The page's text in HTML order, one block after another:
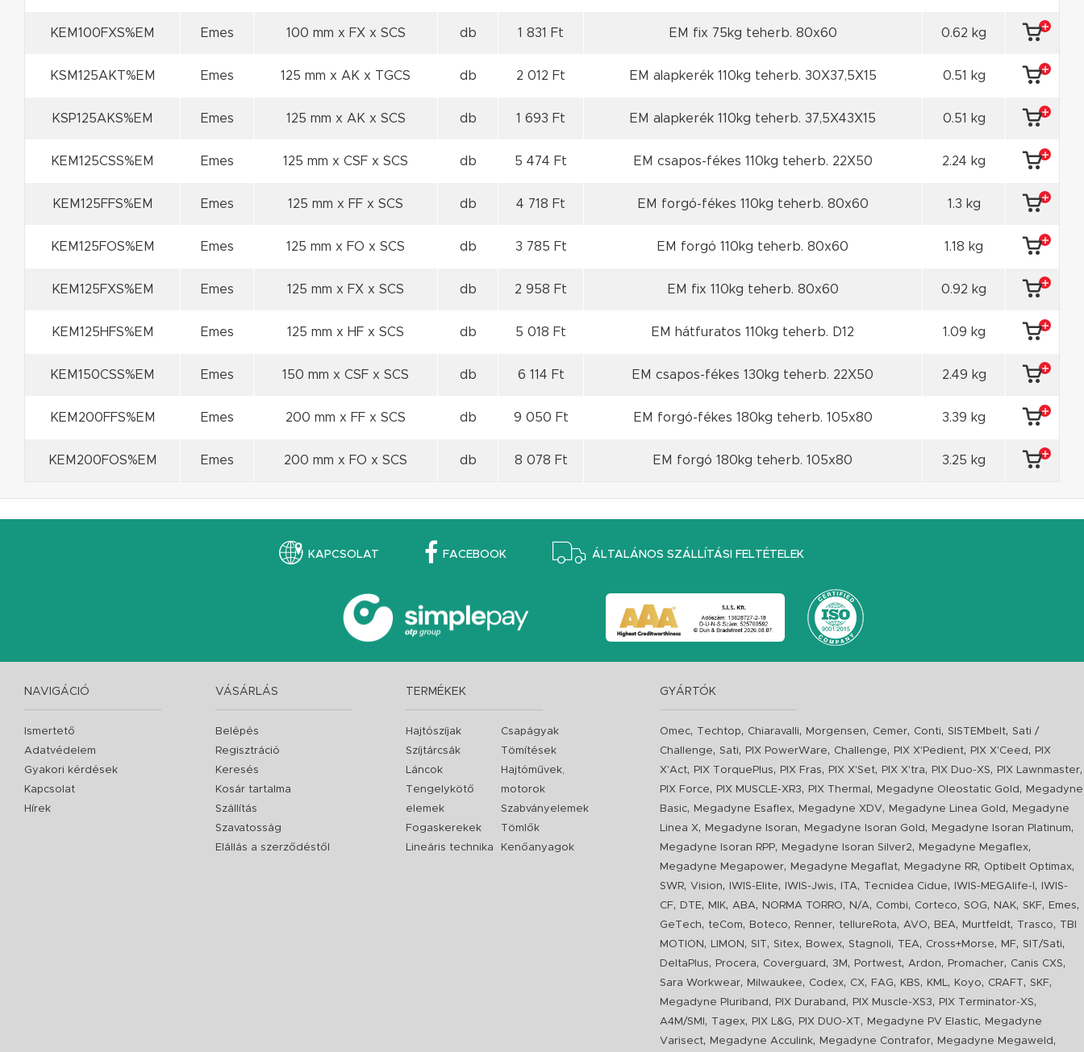
KEM100FXS%EM Emes 100 mm x FX x SCS db 1 831 Ft EM fix 75kg teherb. 80x60 0.62 kg
KSM125AKT%EM Emes 125 mm x AK x TGCS db 2 012 Ft EM alapkerék 110kg teherb. 30X37,5X15 0.51 kg
KSP125AKS%EM Emes 125 mm x AK x SCS db 1 693 Ft EM alapkerék 110kg teherb. 37,5X43X15 0.51 kg
KEM125CSS%EM Emes 125 mm x CSF x SCS db 5 474 Ft EM csapos-fékes 110kg teherb. 22X50 2.24 kg
KEM125FFS%EM Emes 125 mm x FF x SCS db 4 718 Ft EM forgó-fékes 110kg teherb. 80x60 1.3 kg
KEM125FOS%EM Emes 125 mm x FO x SCS db 3 785 Ft EM forgó 110kg teherb. 80x60 1.18 kg
KEM125FXS%EM Emes 125 mm x FX x SCS db 2 958 Ft EM fix 110kg teherb. 80x60 0.92 kg
KEM125HFS%EM Emes 125 mm x HF x SCS db 5 018 Ft EM hátfuratos 110kg teherb. D12 1.09 kg
KEM150CSS%EM Emes 150 mm x CSF x SCS db 6 114 Ft EM csapos-fékes 130kg teherb. 22X50 2.49 kg
KEM200FFS%EM Emes 200 mm x FF x SCS db 9 050 Ft EM forgó-fékes 180kg teherb. 105x80 3.39 kg
KEM200FOS%EM Emes 200 mm x FO x SCS db 8 078 Ft EM forgó 180kg teherb. 105x80 3.25 kg
KAPCSOLAT FACEBOOK ÁLTALÁNOS SZÁLLÍTÁSI FELTÉTELEK
NAVIGÁCIÓ
Ismertető
Adatvédelem
Gyakori kérdések
Kapcsolat
Hírek
VÁSÁRLÁS
Belépés
Regisztráció
Keresés
Kosár tartalma
Szállítás
Szavatosság
Elállás a szerződéstől
TERMÉKEK
Hajtószíjak
Szíjtárcsák
Láncok
Tengelykötő
elemek
Fogaskerekek
Lineáris technika
Csapágyak
Tömítések
Hajtóművek,
motorok
Szabványelemek
Tömlők
Kenőanyagok
GYÁRTÓK
Omec, Techtop, Chiaravalli, Morgensen, Cemer, Conti,SISTEMbelt,Sati /
Challenge,Sati, PIX PowerWare, Challenge, PIX X'Pedient, PIX X'Ceed ,
PIX
X'Act, PIX TorquePlus, PIX Fras, PIX X'Set, PIX X'tra, PIX Duo-XS, PIX Lawnmaster,
PIX Force, PIX MUSCLE-XR3, PIX Thermal , Megadyne Oleostatic Gold ,
Megadyne
Basic, Megadyne Esaflex, Megadyne XDV, Megadyne Linea Gold ,
Megadyne
Linea X, Megadyne Isoran, Megadyne Isoran Gold , Megadyne Isoran Platinum,
Megadyne Isoran RPP, Megadyne Isoran Silver2, Megadyne Megaflex,
Megadyne Megapower, Megadyne Megaflat, Megadyne RR, Optibelt Optimax,
SWR,Vision, IWIS-Elite, IWIS-Jwis, ITA, Tecnidea Cidue, IWIS-MEGAlife-I ,
IWIS-
CF, DTE, MIK, ABA, NORMA TORRO, N/A, Combi, Corteco,SOG, NAK,SKF, Emes,
GeTech, teCom, Boteco, Renner, tellureRota, AVO, BEA, Murtfeldt, Trasco, TBI
MOTION , LIMON ,SIT,Sitex, Bowex,Stagnoli, TEA, Cross+Morse, MF,SIT/Sati,
DeltaPlus, Procera, Coverguard , 3M , Portwest, Ardon, Promacher, Canis CXS,
Sara Workwear, Milwaukee, Codex, CX, FAG, KBS, KML, Koyo, CRAFT,SKF,
Megadyne Pluriband , PIX Duraband , PIX Muscle-XS3, PIX Terminator-XS,
A4M/SMI , Tagex, PIX L&G, PIX DUO-XT, Megadyne PV Elastic,
Megadyne
Varisect, Megadyne Acculink, Megadyne Contrafor, Megadyne Megaweld ,